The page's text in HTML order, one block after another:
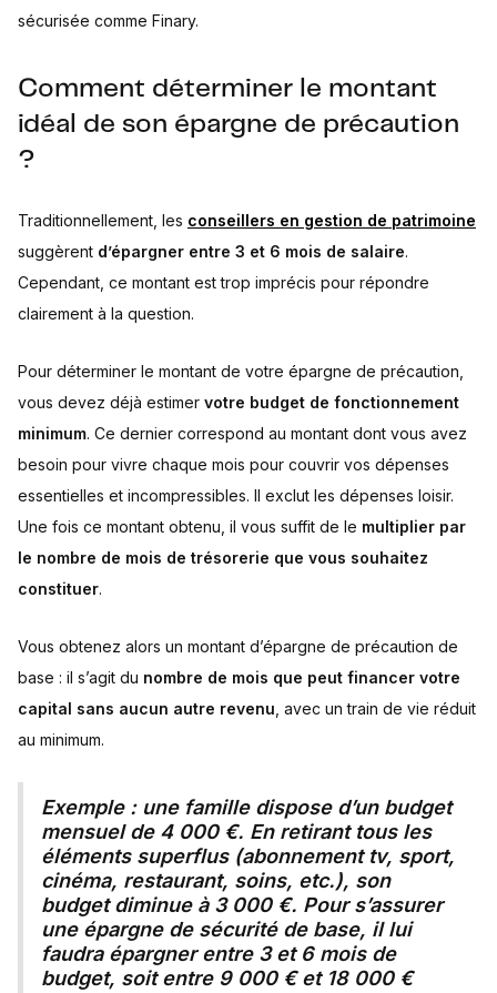
sécurisée comme Finary.
Comment déterminer le montant
idéal de son épargne de précaution
?
Traditionnellement, les conseillers en gestion de patrimoine
suggèrent d’épargner entre 3 et 6 mois de salaire.
Cependant, ce montant est trop imprécis pour répondre
clairement à la question.
Pour déterminer le montant de votre épargne de précaution,
vous devez déjà estimer votre budget de fonctionnement
minimum. Ce dernier correspond au montant dont vous avez
besoin pour vivre chaque mois pour couvrir vos dépenses
essentielles et incompressibles. Il exclut les dépenses loisir.
Une fois ce montant obtenu, il vous suffit de le multiplier par
le nombre de mois de trésorerie que vous souhaitez
constituer.
Vous obtenez alors un montant d’épargne de précaution de
base : il s’agit du nombre de mois que peut financer votre
capital sans aucun autre revenu , avec un train de vie réduit
au minimum.
Exemple : une famille dispose d’un budget
mensuel de 4 000 €. En retirant tous les
éléments superflus (abonnement tv, sport,
cinéma, restaurant, soins, etc.), son
budget diminue à 3 000 €. Pour s’assurer
une épargne de sécurité de base, il lui
faudra épargner entre 3 et 6 mois de
budget, soit entre 9 000 € et 18 000 €